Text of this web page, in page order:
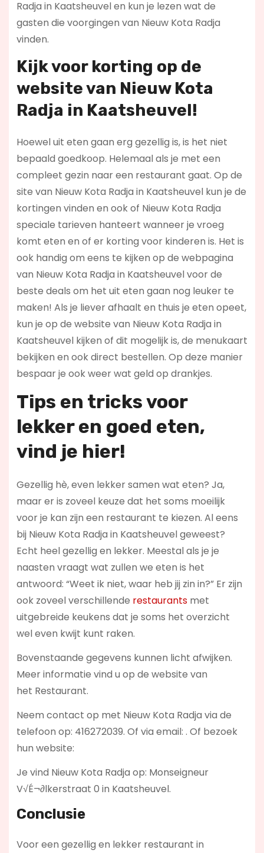
Radja in Kaatsheuvel en kun je lezen wat de
gasten die voorgingen van Nieuw Kota Radja
vinden.
Kijk voor korting op de
website van Nieuw Kota
Radja in Kaatsheuvel!
Hoewel uit eten gaan erg gezellig is, is het niet
bepaald goedkoop. Helemaal als je met een
compleet gezin naar een restaurant gaat. Op de
site van Nieuw Kota Radja in Kaatsheuvel kun je de
kortingen vinden en ook of Nieuw Kota Radja
speciale tarieven hanteert wanneer je vroeg
komt eten en of er korting voor kinderen is. Het is
ook handig om eens te kijken op de webpagina
van Nieuw Kota Radja in Kaatsheuvel voor de
beste deals om het uit eten gaan nog leuker te
maken! Als je liever afhaalt en thuis je eten opeet,
kun je op de website van Nieuw Kota Radja in
Kaatsheuvel kijken of dit mogelijk is, de menukaart
bekijken en ook direct bestellen. Op deze manier
bespaar je ook weer wat geld op drankjes.
Tips en tricks voor
lekker en goed eten,
vind je hier!
Gezellig hè, even lekker samen wat eten? Ja,
maar er is zoveel keuze dat het soms moeilijk
voor je kan zijn een restaurant te kiezen. Al eens
bij Nieuw Kota Radja in Kaatsheuvel geweest?
Echt heel gezellig en lekker. Meestal als je je
naasten vraagt wat zullen we eten is het
antwoord: “Weet ik niet, waar heb jij zin in?” Er zijn
ook zoveel verschillende restaurantsmet
uitgebreide keukens dat je soms het overzicht
wel even kwijt kunt raken.
Bovenstaande gegevens kunnen licht afwijken.
Meer informatie vind u op de website van
het Restaurant.
Neem contact op met Nieuw Kota Radja via de
telefoon op: 416272039. Of via email: . Of bezoek
hun website:
Je vind Nieuw Kota Radja op: Monseigneur
V√É¬∂lkerstraat 0 in Kaatsheuvel.
Conclusie
Voor een gezellig en lekker restaurant in